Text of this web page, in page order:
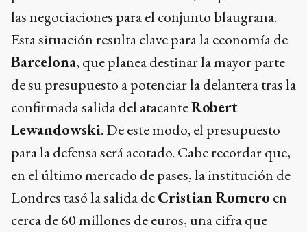
las negociaciones para el conjunto blaugrana.
Esta situación resulta clave para la economía de
Barcelona, que planea destinar la mayor parte
de su presupuesto a potenciar la delantera tras la
confirmada salida del atacanteRobert
Lewandowski. De este modo, el presupuesto
para la defensa será acotado. Cabe recordar que,
en el último mercado de pases, la institución de
Londres tasó la salida deCristian Romero en
cerca de 60 millones de euros, una cifra que